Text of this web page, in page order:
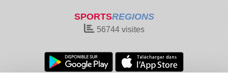
SPORTSREGIONS
56744visites